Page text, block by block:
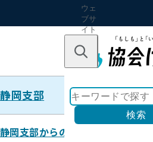
ウェ
ブサ
イト
のナ
ン
キーワードで探す
検索
静岡支部
静岡支部からのお知らせ